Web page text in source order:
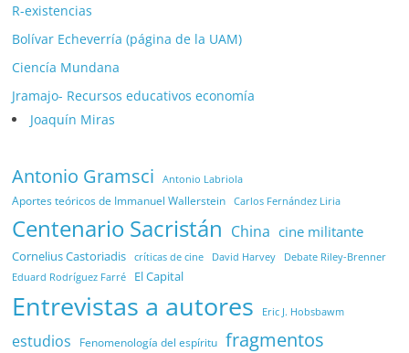
R-existencias
Bolívar Echeverría (página de la UAM)
Ciencía Mundana
Jramajo- Recursos educativos economía
Joaquín Miras
Antonio Gramsci Antonio Labriola
Aportes teóricos de Immanuel Wallerstein Carlos Fernández Liria
Centenario Sacristán China cine militante
Cornelius Castoriadis críticas de cine David Harvey Debate Riley-Brenner
Eduard Rodríguez Farré El Capital
Entrevistas a autores Eric J. Hobsbawm
estudios Fenomenología del espíritu fragmentos